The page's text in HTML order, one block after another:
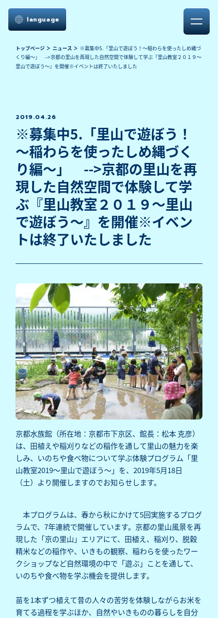
language
トップページ ニュース
※募集中5.「里山で遊ぼう！～稲わらを使ったしめ縄づ
くり編～」‌ -->京都の里山を再現した自然空間で体験して学ぶ『里山教室２０１９～
里山で遊ぼう～』を開催※イベントは終了いたしました
2019.04.26
※募集中5.「里山で遊ぼう！
～稲わらを使ったしめ縄づく
り編～」‌ -->京都の里山を再
現した自然空間で体験して学
ぶ『里山教室２０１９～里山
で遊ぼう～』を開催※イベン
トは終了いたしました
京都水族館（所在地：京都市下京区、館長：松本 克彦）
は、田植えや稲刈りなどの稲作を通して里山の魅力を楽
しみ、いのちや食べ物について学ぶ体験プログラム「里
山教室2019～里山で遊ぼう～」を、2019年5月18日
（土）より開催しますのでお知らせします。
本プログラムは、春から秋にかけて5回実施するプログ
ラムで、7年連続で開催しています。京都の里山風景を再
現した「京の里山」エリアにて、田植え、稲刈り、脱穀
精米などの稲作や、いきもの観察、稲わらを使ったワー
クショップなど自然環境の中で「遊ぶ」ことを通して、
いのちや食べ物を学ぶ機会を提供します。
苗を1本ずつ植えて昔の人々の苦労を体験しながらお米を
育てる過程を学ぶほか、自然やいきものの暮らしを自分